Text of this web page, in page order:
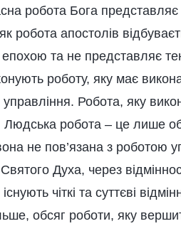
робота Бога представляє
робота апостолів
епохою та не представляє
роботу, яку має
управління. Робота, яку
Людська робота – це лише
не пов’язана з роботою
Духа, через
чіткі та суттєві
обсяг роботи, яку